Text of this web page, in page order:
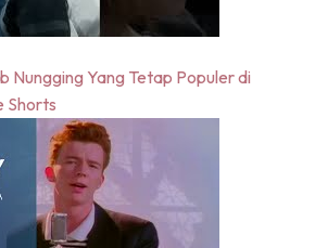
Nungging Yang Tetap Populer di
Shorts